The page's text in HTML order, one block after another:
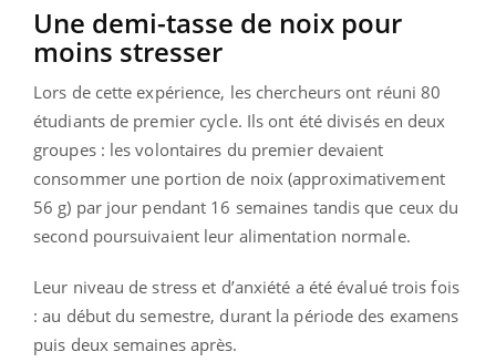
Une demi-tasse de noix pour
moins stresser
Lors de cette expérience, les chercheurs ont réuni 80
étudiants de premier cycle. Ils ont été divisés en deux
groupes : les volontaires du premier devaient
consommer une portion de noix (approximativement
56 g) par jour pendant 16 semaines tandis que ceux du
second poursuivaient leur alimentation normale.
Leur niveau de stress et d’anxiété a été évalué trois fois
: au début du semestre, durant la période des examens
puis deux semaines après.